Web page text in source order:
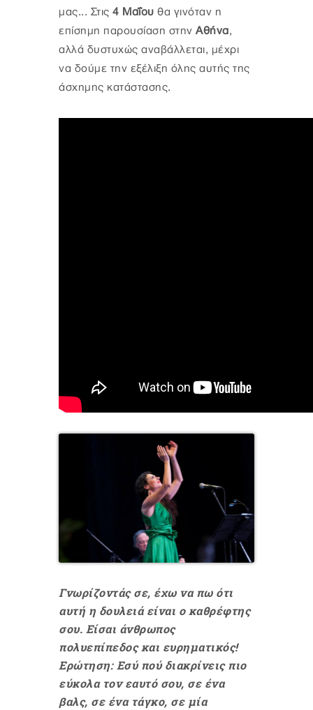
μας... Στις 4 Μαΐου θα γινόταν η
επίσημη παρουσίαση στην Αθήνα,
αλλά δυστυχώς αναβάλλεται, μέχρι
να δούμε την εξέλιξη όλης αυτής της
άσχημης κατάστασης.
Γνωρίζοντάς σε, έχω να πω ότι
αυτή η δουλειά είναι ο καθρέφτης
σου. Είσαι άνθρωπος
πολυεπίπεδος και ευρηματικός!
Ερώτηση: Εσύ πού διακρίνεις πιο
εύκολα τον εαυτό σου, σε ένα
βαλς, σε ένα τάγκο, σε μία